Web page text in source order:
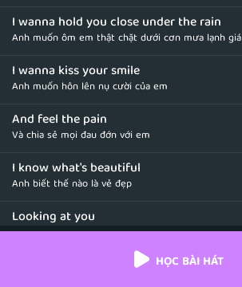
I wanna hold you close under the rain
Anh muốn ôm em thật chặt dưới cơn mưa lạnh giá
I wanna kiss your smile
Anh muốn hôn lên nụ cười của em
And feel the pain
Và chia sẻ mọi đau đớn với em
I know what's beautiful
Anh biết thế nào là vẻ đẹp
Looking at you
Khi được ngắm nhìn em
In a world of lies you are the truth
HỌC BÀI HÁT